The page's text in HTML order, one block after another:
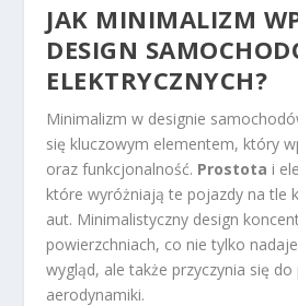
JAK MINIMALIZM
DESIGN
ELEKTRYCZNYCH?
Minimalizm w designie
się kluczowym elementem, który
oraz funkcjonalność. Prostota i
które wyróżniają te pojazdy na tle
aut. Minimalistyczny design
powierzchniach, co nie tylko
wygląd, ale także przyczynia się
aerodynamiki.